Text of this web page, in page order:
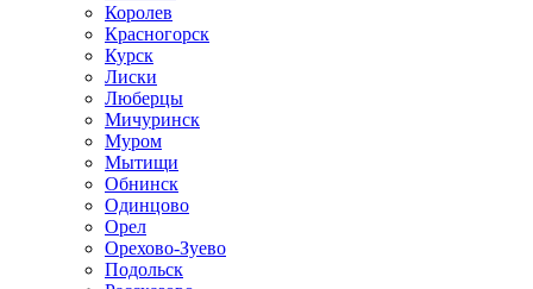
Королев
Красногорск
Курск
Лиски
Люберцы
Мичуринск
Муром
Мытищи
Обнинск
Одинцово
Орел
Орехово-Зуево
Подольск